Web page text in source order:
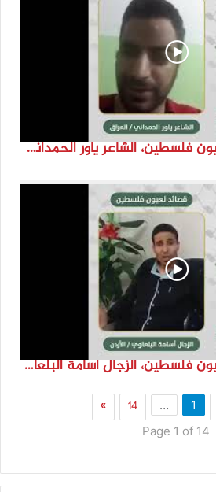
انتماء2021: قصائد لعيون فلسطين، الشاعر ياور الحمداني، العراق
انتماء2021: قصائد لعيون فلسطين، الزجال اسامة البلعاوي، الاردن
1
…
14
»
Page 1 of 14